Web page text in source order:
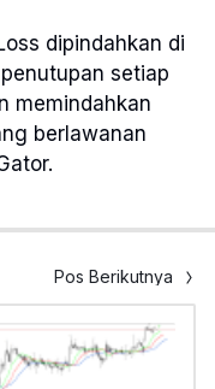
dipindahkan di
setiap
memindahkan
berlawanan
Pos Berikutnya